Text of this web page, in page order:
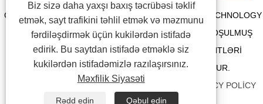
COPYRIGHT @ 2020 SHENZHEN BOX OPTRONICS TECHNOLOGY
CO., LTD. - ÇIN FIBER OPTIK MODULLAR, FIBER QOŞULMUŞ
LAZERLƏR İSTEHSALÇILARI, LAZER KOMPONENTLƏRI
TƏCHIZATÇILARI BÜTÜN HÜQUQLAR QORUNUR.
|SITEMAP|RSS| PRIVACY POLICY
Biz sizə daha yaxşı baxış təcrübəsi təklif
etmək, sayt trafikini təhlil etmək və məzmunu
fərdiləşdirmək üçün kukilərdən istifadə
edirik. Bu saytdan istifadə etməklə siz
kukilərdən istifadəmizlə razılaşırsınız.
Məxfilik Siyasəti
Rədd edin Qəbul edin